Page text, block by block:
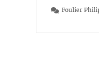
Foulier